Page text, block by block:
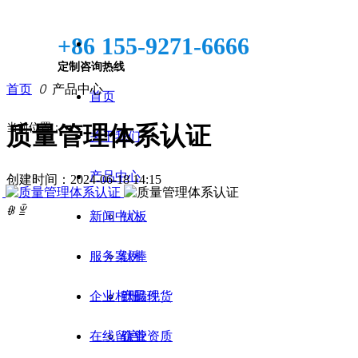
+86 155-9271-6666
定制咨询热线
首页
关于我们
产品中心
钛板
钛棒
钛锻件
钛管
新闻中心
服务案例
产品现货
企业资质
企业相册
在线留言
首页 ꄲ 产品中心
当前位置：
质量管理体系认证
创建时间： 2024-06-18 14:15
ꁆ ꁇ